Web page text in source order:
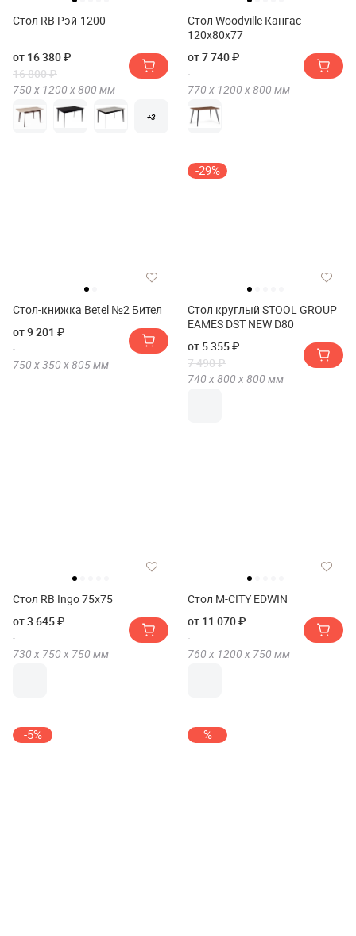
Стол RB Рэй-1200
от 16 380 ₽
16 800 ₽
750 х 1200 х800 мм
+3
Стол Woodville Кангас
120х80х77
от 7 740 ₽
770 х 1200 х800 мм
Стол-книжка Betel №2 Бител
от 9 201 ₽
750 х350 х805мм
-29%
Стол круглый STOOL GROUP
EAMES DST NEW D80
от 5 355 ₽
7 490 ₽
740 х800 х800 мм
Стол RB Ingo 75х75
от 3 645 ₽
730 х 750 х 750 мм
Стол M-CITY EDWIN
от 11 070 ₽
760 х 1200 х 750 мм
-5% %